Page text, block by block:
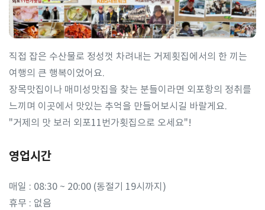
직접 잡은 수산물로 정성껏 차려내는 거제횟집에서의 한 끼는
여행의 큰 행복이었어요.
장목맛집이나 매미성맛집을 찾는 분들이라면 외포항의 정취를
느끼며 이곳에서 맛있는 추억을 만들어보시길 바랄게요.
"거제의 맛 보러 외포11번가횟집으로 오세요"!
영업시간
매일 : 08:30 ~ 20:00 (동절기 19시까지)
휴무 : 없음